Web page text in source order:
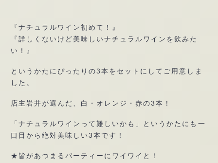
『ナチュラルワイン初めて！』
『詳しくないけど美味しいナチュラルワインを飲みた
い！』
というかたにぴったりの3本をセットにしてご用意しま
した。
店主岩井が選んだ、白・オレンジ・赤の3本！
「ナチュラルワインって難しいかも」というかたにも一
口目から絶対美味しい3本です！
★皆があつまるパーティーにワイワイと！